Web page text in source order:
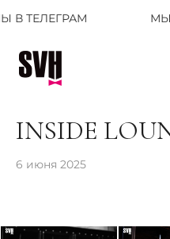
МЫ В ТЕЛЕГРАМ
INSIDE
6 июня 2025